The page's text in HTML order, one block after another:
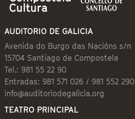
AUDITORIO DE GALICIA
Avenida do Burgo das Nacións s/n
15704 Santiago de Compostela
Tel.: 981 55 22 90
Entradas: 981 571 026 / 981 552 290
info@auditoriodegalicia.org
TEATRO PRINCIPAL